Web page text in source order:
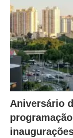
Aniversário